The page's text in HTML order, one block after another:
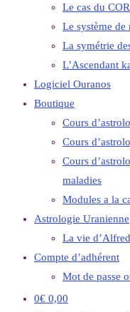
Le cas du
Le système de
La symétrie
L’Ascendant
Logiciel Ouranos
Boutique
Cours
Cours
Cours
maladies
Modules a la
Astrologie Uranienne
La vie
Compte d’adhérent
Mot de passe
0€ 0,00